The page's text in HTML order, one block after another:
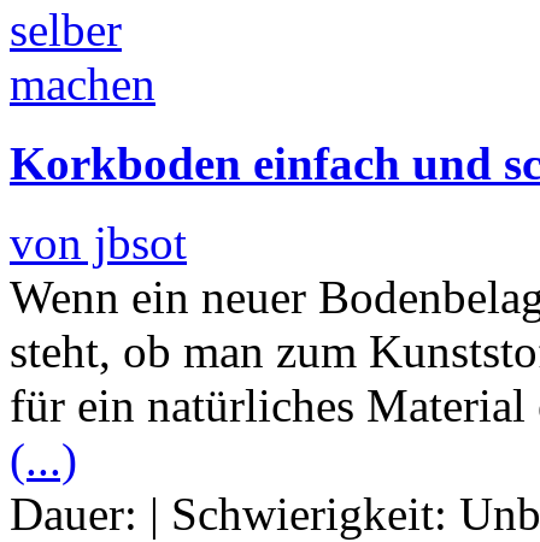
Korkboden einfach und
von jbsot
Wenn ein neuer
steht, ob man zum
für ein natürliches Material
(...)
Dauer: | Schwierigkeit: